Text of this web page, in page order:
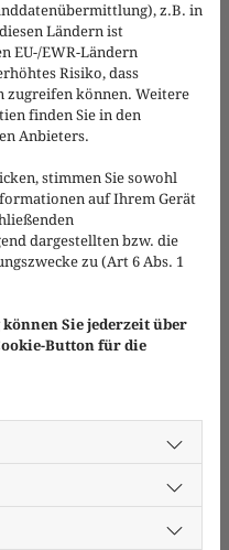
absolvierte seine
und ist seit 1982
tätig, bevor er die
Als Bankrechtsspezialist
Entscheidungen für
im Jahre 1993 eine bis
des
Er verfügt über
speziell im Zivilrecht
Wirtschaftsrecht
und Selbstständigen.
z.B. in
Ländern ist
EU-/EWR-Ländern
Risiko, dass
zugreifen können. Weitere
finden Sie in den
Anbieters.
stimmen Sie sowohl
auf Ihrem Gerät
dargestellten bzw. die
zu (Art 6 Abs. 1
Sie jederzeit über
Button für die